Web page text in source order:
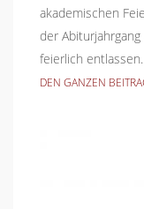
akademischen
der
feierlich entlassen.
DEN GANZEN